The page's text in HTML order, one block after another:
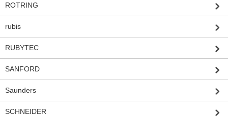
ROTRING
rubis
RUBYTEC
SANFORD
Saunders
SCHNEIDER